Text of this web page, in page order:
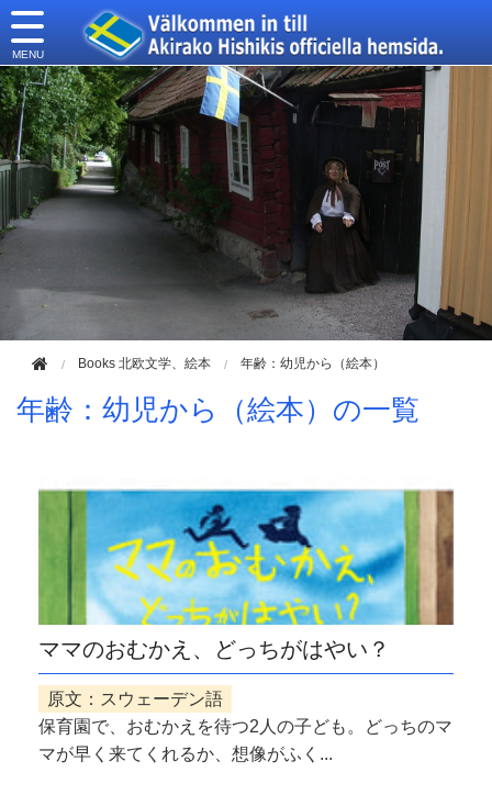
Books 北欧文学、絵本 年齢：幼児から（絵本）
年齢：幼児から（絵本）の一覧
ママのおむかえ、どっちがはやい？
原文：スウェーデン語
保育園で、おむかえを待つ2人の子ども。どっちのマ
マが早く来てくれるか、想像がふく...